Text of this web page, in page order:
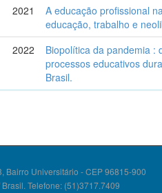
2021
A educação profissional
educação, trabalho e
2022
Biopolítica da pandemia :
processos educativos
Brasil.
Bairro Universitário - CEP 96815-900
Telefone: (51)3717.7409